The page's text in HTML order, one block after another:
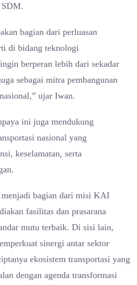
SDM.
bagian dari perluasan
di bidang teknologi
berperan lebih dari sekadar
sebagai mitra pembangunan
ujar Iwan.
ini juga mendukung
nasional yang
keselamatan, serta
bagian dari misi KAI
fasilitas dan prasarana
mutu terbaik. Di sisi lain,
sinergi antar sektor
ekosistem transportasi yang
dengan agenda transformasi